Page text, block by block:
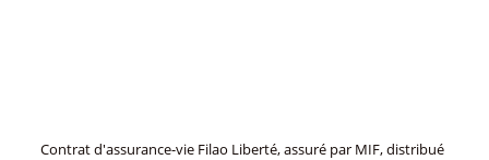
Contrat d'assurance-vie Filao Liberté, assuré par MIF, distribué